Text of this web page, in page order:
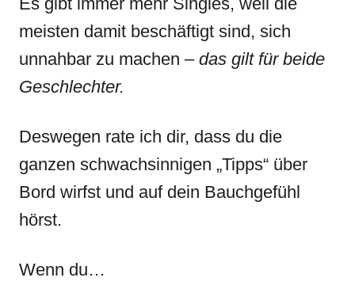
meisten damit beschäftigt sind, sich
unnahbar zu machen – das gilt für beide
Geschlechter.
Deswegen rate ich dir, dass du die
ganzen schwachsinnigen „Tipps“ über
Bord wirfst und auf dein Bauchgefühl
hörst.
Wenn du…